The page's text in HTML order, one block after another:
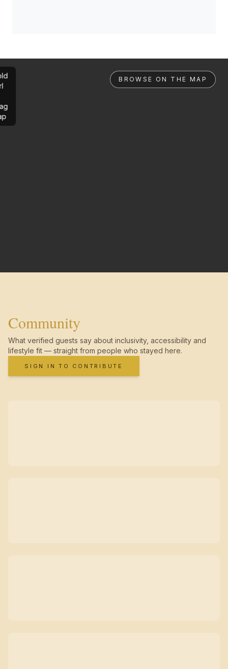
BROWSE ON THE MAP
Community
What verified guests say about inclusivity, accessibility and
lifestyle fit — straight from people who stayed here.
SIGN IN TO CONTRIBUTE